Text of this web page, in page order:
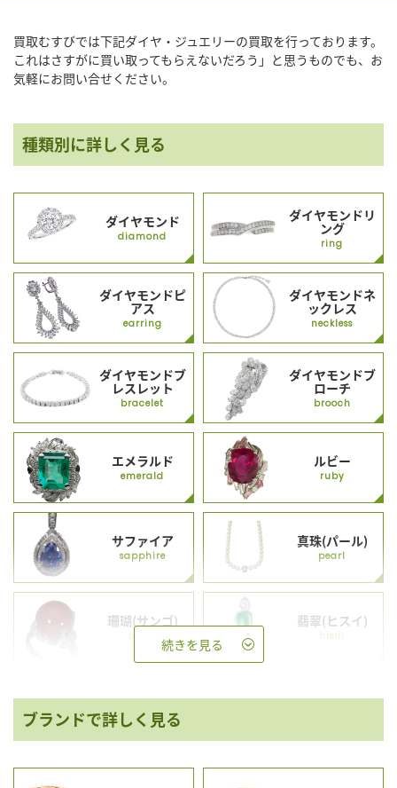
買取むすびでは下記ダイヤ・ジュエリーの買取を行っております。
これはさすがに買い取ってもらえないだろう」と思うものでも、 お
気軽にお問い合せください。
種類別に詳しく見る
ダイヤモンド
diamond
ダイヤモンドリ
ング
ring
ダイヤモンドピ
アス
earring
ダイヤモンドネ
ックレス
neckless
ダイヤモンドブ
レスレット
bracelet
ダイヤモンドブ
ローチ
brooch
エメラルド
emerald
ルビー
ruby
サファイア
sapphire
真珠(パール)
pearl
珊瑚(サンゴ) 翡翠(ヒスイ)
hisui
続きを見る
ブランドで詳しく見る